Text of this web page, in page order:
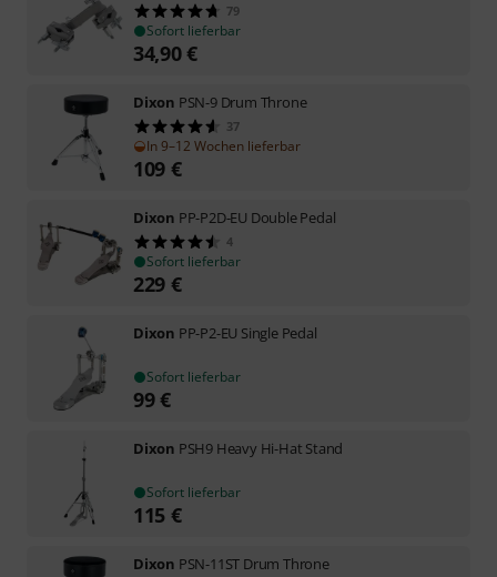
79
Sofort lieferbar
34,90€
Dixon PSN-9 Drum Throne
37
In 9–12 Wochen lieferbar
109 €
Dixon PP-P2D-EU Double Pedal
4
Sofort lieferbar
229 €
Dixon PP-P2-EU Single Pedal
Sofort lieferbar
99€
Dixon PSH9 Heavy Hi-Hat Stand
Sofort lieferbar
115 €
Dixon PSN-11ST Drum Throne